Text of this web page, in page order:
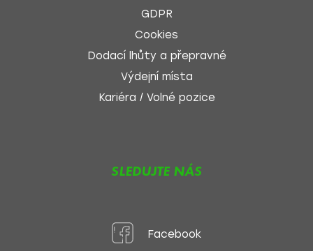
GDPR
Cookies
Dodací lhůty a přepravné
Výdejní místa
Kariéra / Volné pozice
SLEDUJTE NÁS
Facebook